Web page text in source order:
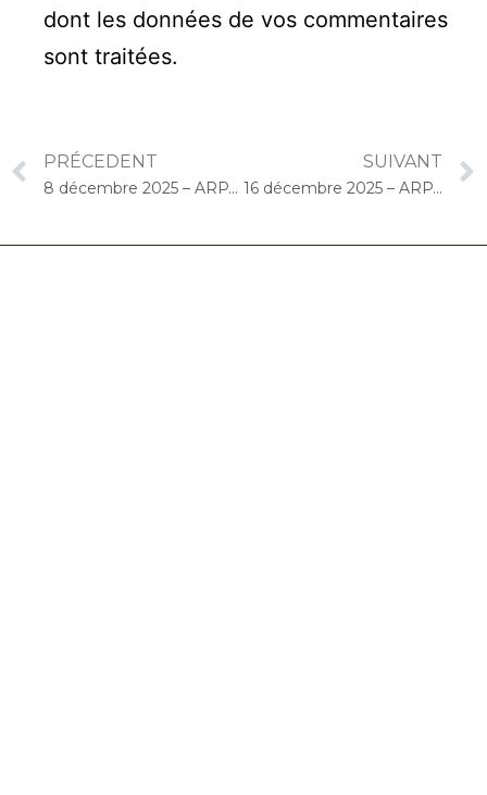
dont les données de vos commentaires
sont traitées.
PRÉCEDENT
8 décembre 2025 – ARPAVIE Jean Rostand (Athis-Mons) : Concert « Choco-Cello Solo »
SUIVANT
16 décembre 2025 – ARPAVIE Les Neuf Muses (Issy-les-Moulineaux) : Concert « Cello Solo »